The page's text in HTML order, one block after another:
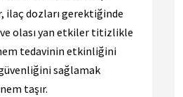
ilaç dozları gerektiğinde
olası yan etkiler titizlikle
tedavinin etkinliğini
sağlamak
taşır.